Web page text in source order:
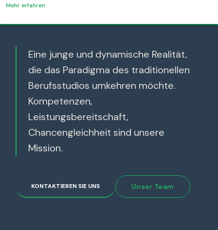
Uns
Eine junge und dynamische Realität,
die das Paradigma des traditionellen
Berufsstudios umkehren möchte.
Kompetenzen,
Leistungsbereitschaft,
Chancengleichheit sind unsere
Mission.
KONTAKTIEREN SIE UNS Unser Team
Mehr erfahren